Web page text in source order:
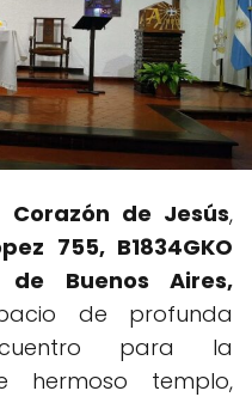
Corazón de Jesús,
755, B1834GKO
de Buenos Aires,
de profunda
para la
hermoso templo,